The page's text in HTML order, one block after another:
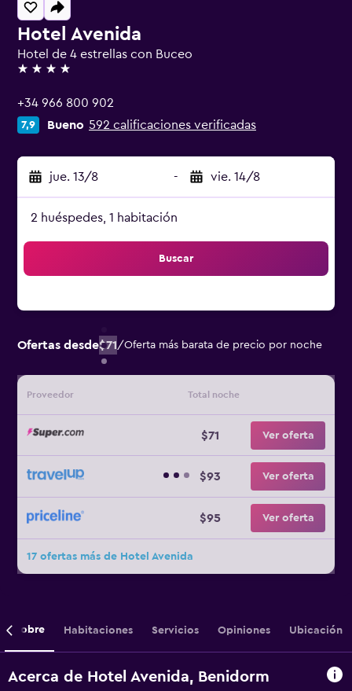
Hotel Avenida
Hotel de 4 estrellas con Buceo
4 estrellas
+34 966 800 902
7,9 Bueno 592 calificaciones verificadas
jue. 13/8 - vie. 14/8
2 huéspedes, 1 habitación
Buscar
Ofertas desde$71/Oferta más barata de precio por noche
Proveedor Total noche
$71 Ver oferta
$93 Ver oferta
$95 Ver oferta
17 ofertas más de Hotel Avenida
Sobre Habitaciones Servicios Opiniones Ubicación
Acerca de Hotel Avenida, Benidorm